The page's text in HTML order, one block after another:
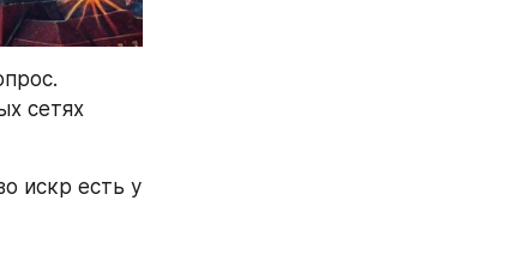
сетях
искр есть у